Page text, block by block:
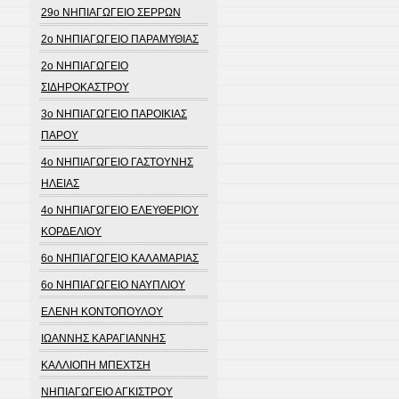
29ο ΝΗΠΙΑΓΩΓΕΙΟ ΣΕΡΡΩΝ
2ο ΝΗΠΙΑΓΩΓΕΙΟ ΠΑΡΑΜΥΘΙΑΣ
2ο ΝΗΠΙΑΓΩΓΕΙΟ
ΣΙΔΗΡΟΚΑΣΤΡΟΥ
3ο ΝΗΠΙΑΓΩΓΕΙΟ ΠΑΡΟΙΚΙΑΣ
ΠΑΡΟΥ
4ο ΝΗΠΙΑΓΩΓΕΙΟ ΓΑΣΤΟΥΝΗΣ
ΗΛΕΙΑΣ
4ο ΝΗΠΙΑΓΩΓΕΙΟ ΕΛΕΥΘΕΡΙΟΥ
ΚΟΡΔΕΛΙΟΥ
6ο ΝΗΠΙΑΓΩΓΕΙΟ ΚΑΛΑΜΑΡΙΑΣ
6ο ΝΗΠΙΑΓΩΓΕΙΟ ΝΑΥΠΛΙΟΥ
ΕΛΕΝΗ ΚΟΝΤΟΠΟΥΛΟΥ
ΙΩΑΝΝΗΣ ΚΑΡΑΓΙΑΝΝΗΣ
ΚΑΛΛΙΟΠΗ ΜΠΕΧΤΣΗ
ΝΗΠΙΑΓΩΓΕΙΟ ΑΓΚΙΣΤΡΟΥ